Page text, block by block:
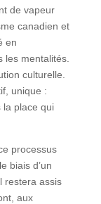
de vapeur
canadien et
en
les mentalités.
culturelle.
unique :
la place qui
processus
biais d’un
restera assis
aux